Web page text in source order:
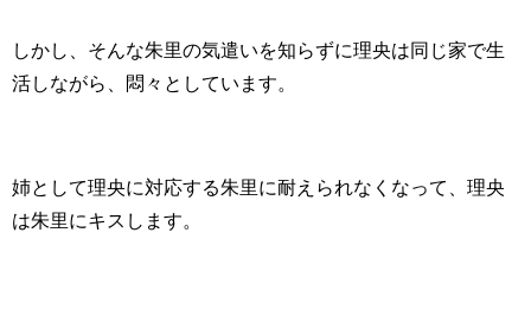
しかし、そんな朱里の気遣いを知らずに理央は同じ家で生
活しながら、悶々としています。
姉として理央に対応する朱里に耐えられなくなって、理央
は朱里にキスします。